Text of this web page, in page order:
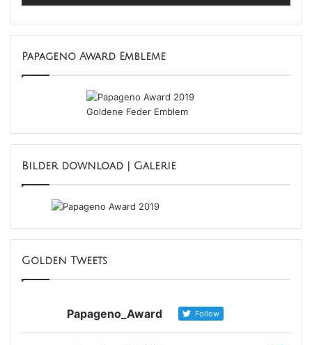
Papageno Award Embleme
Bilder download | Galerie
Golden Tweets
Papageno_Award Follow